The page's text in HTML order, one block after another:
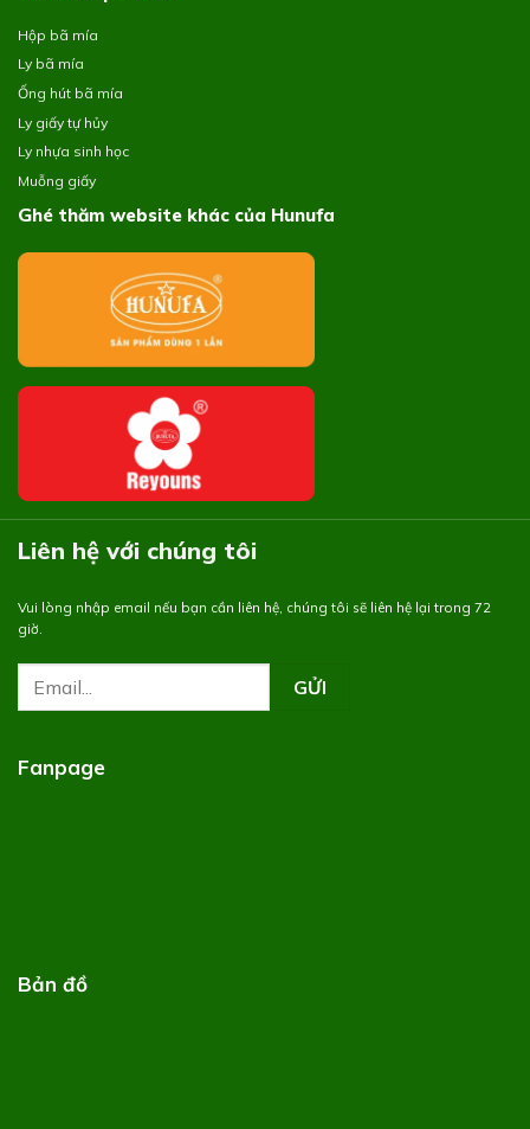
Hộp bã mía
Ly bã mía
Ống hút bã mía
Ly giấy tự hủy
Ly nhựa sinh học
Muỗng giấy
Ghé thăm website khác của Hunufa
Liên hệ với chúng tôi
Vui lòng nhập email nếu bạn cần liên hệ, chúng tôi sẽ liên hệ lại trong 72
giờ.
Fanpage
Bản đồ